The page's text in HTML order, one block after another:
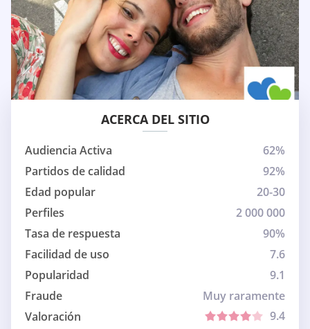
ACERCA DEL SITIO
Audiencia Activa
62%
Partidos de calidad
92%
Edad popular
20-30
Perfiles
2 000 000
Tasa de respuesta
90%
Facilidad de uso
7.6
Popularidad
9.1
Fraude
Muy raramente
Valoración
9.4